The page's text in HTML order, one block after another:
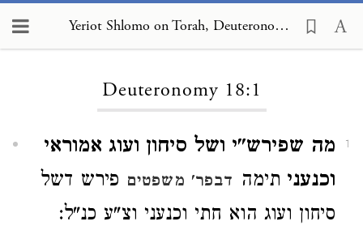
Yeriot Shlomo on Torah, Deuteronomy 18:1
Deuteronomy 18:1
1
מה שפירש"י ושל סיחון ועוג אמוראי
וכנעני תימה דבפר' משפטים פירש דשל
סיחון ועוג הוא חתי וכנעני וצ"ע כנ"ל: